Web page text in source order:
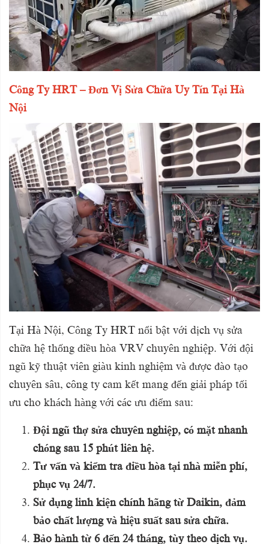
Công Ty HRT – Đơn Vị Sửa Chữa Uy Tín Tại Hà
Nội
Tại Hà Nội, Công Ty HRT nổi bật với dịch vụ sửa
chữa hệ thống điều hòa VRV chuyên nghiệp. Với đội
ngũ kỹ thuật viên giàu kinh nghiệm và được đào tạo
chuyên sâu, công ty cam kết mang đến giải pháp tối
ưu cho khách hàng với các ưu điểm sau:
Đội ngũ thợ sửa chuyên nghiệp, có mặt nhanh
chóng sau 15 phút liên hệ.
Tư vấn và kiểm tra điều hòa tại nhà miễn phí,
phục vụ 24/7.
Sử dụng linh kiện chính hãng từ Daikin, đảm
bảo chất lượng và hiệu suất sau sửa chữa.
Bảo hành từ 6 đến 24 tháng, tùy theo dịch vụ.